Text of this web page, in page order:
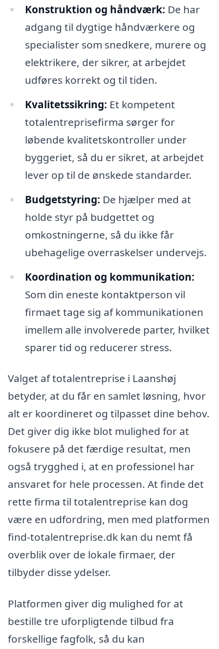
Konstruktion og håndværk: De har
adgang til dygtige håndværkere og
specialister som snedkere, murere og
elektrikere, der sikrer, at arbejdet
udføres korrekt og til tiden.
Kvalitetssikring: Et kompetent
totalentreprisefirma sørger for
løbende kvalitetskontroller under
byggeriet, så du er sikret, at arbejdet
lever op til de ønskede standarder.
Budgetstyring: De hjælper med at
holde styr på budgettet og
omkostningerne, så du ikke får
ubehagelige overraskelser undervejs.
Koordination og kommunikation:
Som din eneste kontaktperson vil
firmaet tage sig af kommunikationen
imellem alle involverede parter, hvilket
sparer tid og reducerer stress.
Valget af totalentreprise i Laanshøj
betyder, at du får en samlet løsning, hvor
alt er koordineret og tilpasset dine behov.
Det giver dig ikke blot mulighed for at
fokusere på det færdige resultat, men
også trygghed i, at en professionel har
ansvaret for hele processen. At finde det
rette firma til totalentreprise kan dog
være en udfordring, men med platformen
find-totalentreprise.dk kan du nemt få
overblik over de lokale firmaer, der
tilbyder disse ydelser.
Platformen giver dig mulighed for at
bestille tre uforpligtende tilbud fra
forskellige fagfolk, så du kan